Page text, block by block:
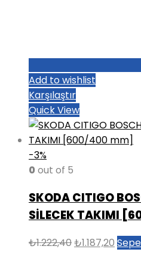
Add to wishlist
Karşılaştır
Quick View
-3%
0 out of 5
SKODA CITIGO
SİLECEK TAKIMI
₺1.222,40Orijinal
₺1.187,20 Şu